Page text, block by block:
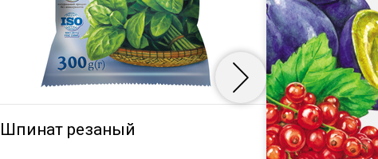
Шпинат резаный
Голубика